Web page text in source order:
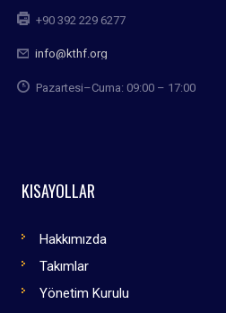
+90 392 229 6277
info@kthf.org
Pazartesi–Cuma: 09:00 – 17:00
KISAYOLLAR
Hakkımızda
Takımlar
Yönetim Kurulu